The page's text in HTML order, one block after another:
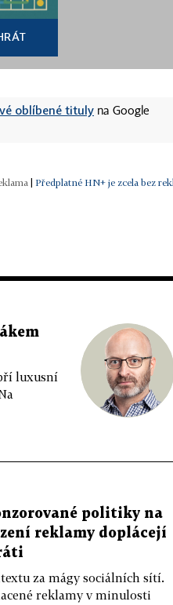
oblíbené tituly na Google
Předplatné HN+ je zcela bez
luxusní
politiky na
reklamy doplácejí
za mágy sociálních sítí.
reklamy v minulosti